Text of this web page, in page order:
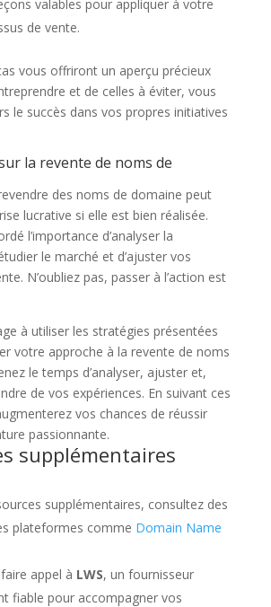
valables pour appliquer à votre
de vente.
vous offriront un aperçu précieux
et de celles à éviter, vous
le succès dans vos propres initiatives
la revente de noms de
des noms de domaine peut
lucrative si elle est bien réalisée.
l’importance d’analyser la
le marché et d’ajuster vos
N’oubliez pas, passer à l’action est
à utiliser les stratégies présentées
votre approche à la revente de noms
le temps d’analyser, ajuster et,
de vos expériences. En suivant ces
vos chances de réussir
passionnante.
supplémentaires
supplémentaires, consultez des
plateformes comme Domain Name
appel à LWS, un fournisseur
fiable pour accompagner vos